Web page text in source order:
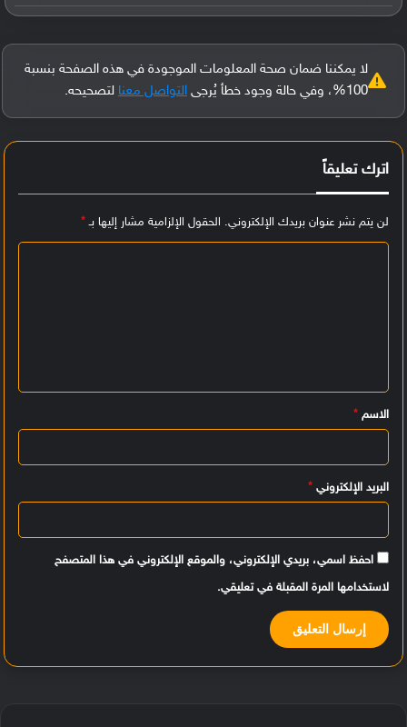
لا يمكننا ضمان صحة المعلومات الموجودة في هذه الصفحة بنسبة
100%، وفي حالة وجود خطأ يُرجى
التواصل معنا لتصحيحه.
اترك تعليقاً
لن يتم نشر عنوان بريدك الإلكتروني. الحقول الإلزامية مشار إليها بـ*
ي
ق
الاسم *
البريد الإلكتروني *
احفظ اسمي، بريدي الإلكتروني، والموقع الإلكتروني في هذا المتصفح
لاستخدامها المرة المقبلة في تعليقي.